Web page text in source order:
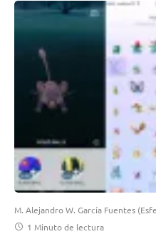
M. Alejandro W. García Fuentes
1 Minuto de lectura